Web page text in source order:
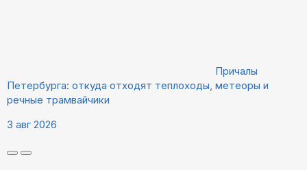
Причалы
Петербурга: откуда отходят теплоходы, метеоры и
речные трамвайчики
3 авг 2026